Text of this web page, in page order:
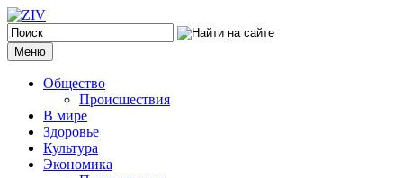
Меню
Общество
Происшествия
В мире
Здоровье
Культура
Экономика